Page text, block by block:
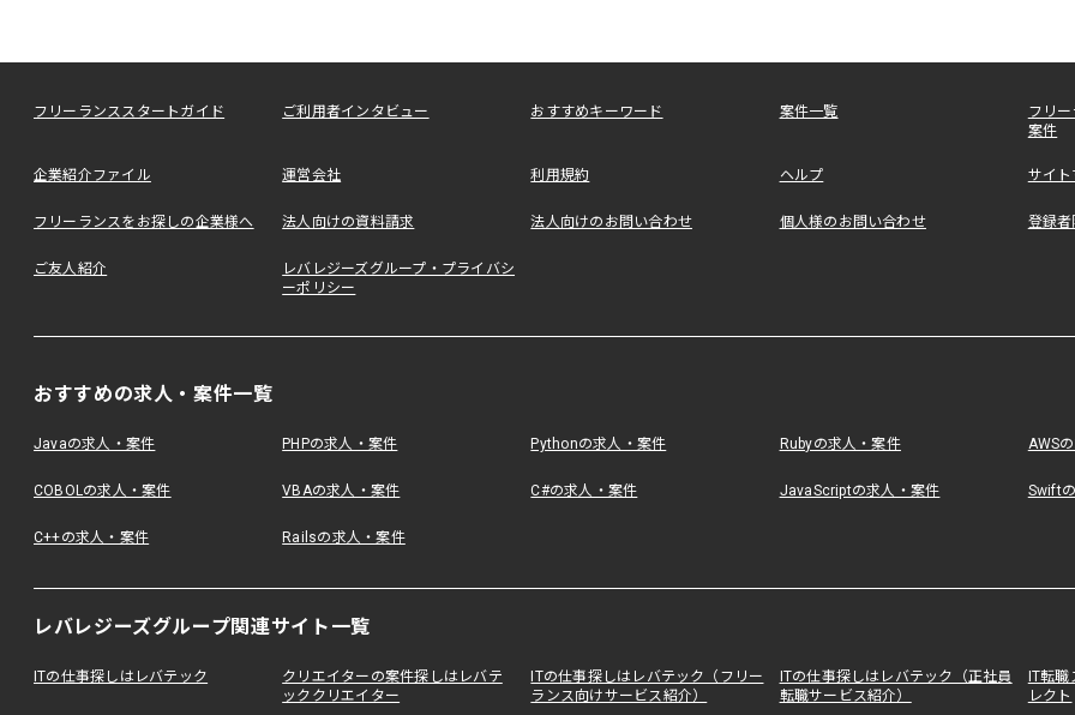
フリーランススタートガイド ご利用者インタビュー おすすめキーワード 案件一覧
フリ
案件
企業紹介ファイル 運営会社 利用規約 ヘルプ サイ
フリーランスをお探しの企業様へ 法人向けの資料請求 法人向けのお問い合わせ 個人様のお問い合わせ 登録者
ご友人紹介
レバレジーズグループ・プライバシ
ーポリシー
おすすめの求人・案件一覧
Javaの求人・案件 PHPの求人・案件 Pythonの求人・案件 Rubyの求人・案件 AWS
COBOLの求人・案件 VBAの求人・案件 C#の求人・案件 JavaScriptの求人・案件 Swift
C++の求人・案件 Railsの求人・案件
レバレジーズグループ関連サイト一覧
ITの仕事探しはレバテック
クリエイターの案件探しはレバテ
ッククリエイター
ITの仕事探しはレバテック（フリー
ランス向けサービス紹介）
ITの仕事探しはレバテック（正社員
転職サービス紹介）
IT転
レクト